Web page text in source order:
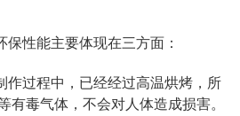
保性能主要体现在三方面：
作过程中，已经经过高温烘烤，所
有毒气体，不会对人体造成损害。